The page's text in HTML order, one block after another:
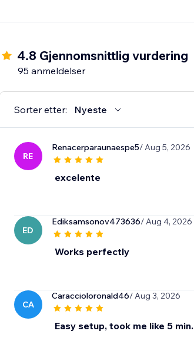
4.8 Gjennomsnittlig vurdering
95 anmeldelser
Sorter etter: Nyeste
RE
Renacerparaunaespe5/ Aug 5, 2026
excelente
ED
Ediksamsonov473636/ Aug 4, 2026
Works perfectly
CA
Caraccioloronald46/ Aug 3, 2026
Easy setup, took me like 5 min.